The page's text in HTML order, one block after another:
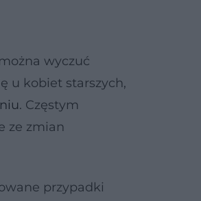
wyczuć
u kobiet starszych,
. Częstym
ze zmian
przypadki